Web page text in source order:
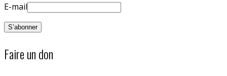
E-mail
Faire un don